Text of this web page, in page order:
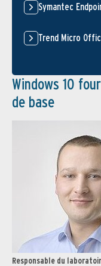
Symantec
Trend Micro
Windows 10
de base
Responsable du